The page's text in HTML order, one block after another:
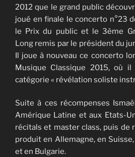
2012 que le grand public
joué en finale le concerto n°23
le Prix du public et le 3ème
Long remis par le président du
Il joue à nouveau ce concerto
Musique Classique 2015, où
catégorie « révélation soliste
​Suite à ces récompenses
Amérique Latine et aux Etats-
récitals et master class, puis de
produit en Allemagne, en
et en Bulgarie.